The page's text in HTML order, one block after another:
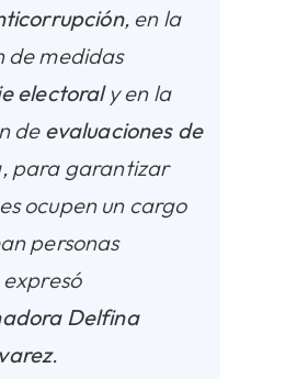
, en la
de medidas
electoraly en la
de evaluaciones de
, para garantizar
ocupen un cargo
personas
Delfina
.